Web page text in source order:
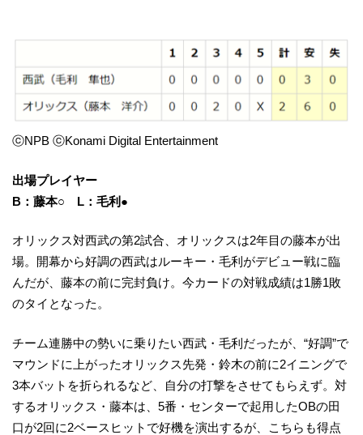
ⓒNPB ⓒKonami Digital Entertainment
出場プレイヤー
B：藤本○ L：毛利●
オリックス対西武の第2試合、オリックスは2年目の藤本が出
場。開幕から好調の西武はルーキー・毛利がデビュー戦に臨
んだが、藤本の前に完封負け。今カードの対戦成績は1勝1敗
のタイとなった。
チーム連勝中の勢いに乗りたい西武・毛利だったが、“好調”で
マウンドに上がったオリックス先発・鈴木の前に2イニングで
3本バットを折られるなど、自分の打撃をさせてもらえず。対
するオリックス・藤本は、5番・センターで起用したOBの田
口が2回に2ベースヒットで好機を演出するが、こちらも得点